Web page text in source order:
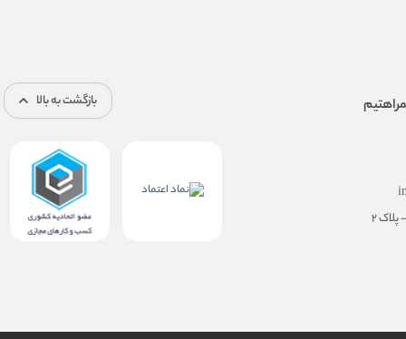
۲
بازگشت به بالا